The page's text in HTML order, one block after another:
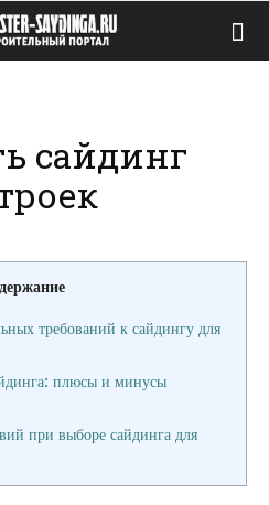
сайдинг
требований к сайдингу для
плюсы и минусы
при выборе сайдинга для